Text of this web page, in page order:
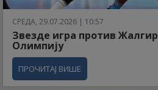
СРЕДА, 29.07.2026 | 10:57
Звезде игра против
Олимпију
ПРОЧИТАЈ ВИШЕ